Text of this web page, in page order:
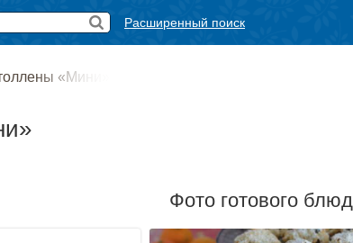
Расширенный поиск
«Мини»
Фото готового